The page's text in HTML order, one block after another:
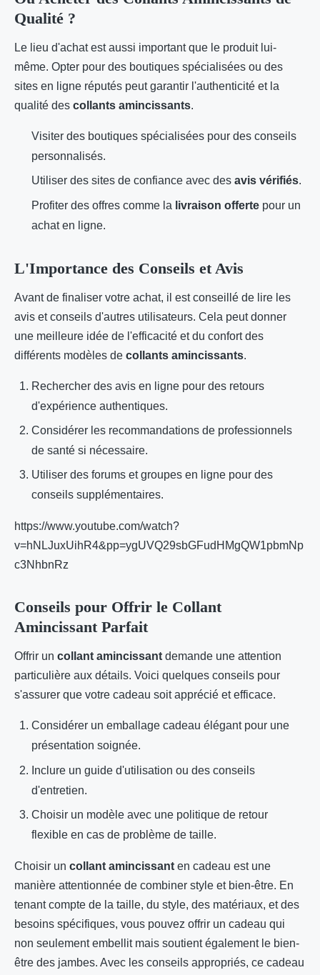
Qualité ?
Le lieu d'achat est aussi important que le produit lui-
même. Opter pour des boutiques spécialisées ou des
sites en ligne réputés peut garantir l'authenticité et la
qualité des collants amincissants.
Visiter des boutiques spécialisées pour des conseils
personnalisés.
Utiliser des sites de confiance avec des avis vérifiés.
Profiter des offres comme la livraison offerte pour un
achat en ligne.
L'Importance des Conseils et Avis
Avant de finaliser votre achat, il est conseillé de lire les
avis et conseils d'autres utilisateurs. Cela peut donner
une meilleure idée de l'efficacité et du confort des
différents modèles de collants amincissants.
Rechercher des avis en ligne pour des retours
d'expérience authentiques.
Considérer les recommandations de professionnels
de santé si nécessaire.
Utiliser des forums et groupes en ligne pour des
conseils supplémentaires.
https://www.youtube.com/watch?
v=hNLJuxUihR4&pp=ygUVQ29sbGFudHMgQW1pbmNp
c3NhbnRz
Conseils pour Offrir le Collant
Amincissant Parfait
Offrir un collant amincissant demande une attention
particulière aux détails. Voici quelques conseils pour
s'assurer que votre cadeau soit apprécié et efficace.
Considérer un emballage cadeau élégant pour une
présentation soignée.
Inclure un guide d'utilisation ou des conseils
d'entretien.
Choisir un modèle avec une politique de retour
flexible en cas de problème de taille.
Choisir un collant amincissant en cadeau est une
manière attentionnée de combiner style et bien-être. En
tenant compte de la taille, du style, des matériaux, et des
besoins spécifiques, vous pouvez offrir un cadeau qui
non seulement embellit mais soutient également le bien-
être des jambes. Avec les conseils appropriés, ce cadeau